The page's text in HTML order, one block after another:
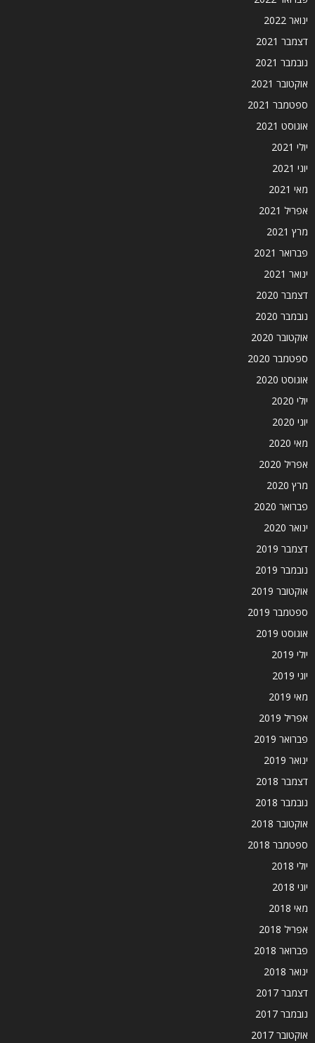
ינואר 2022
דצמבר 2021
נובמבר 2021
אוקטובר 2021
ספטמבר 2021
אוגוסט 2021
יולי 2021
יוני 2021
מאי 2021
אפריל 2021
מרץ 2021
פברואר 2021
ינואר 2021
דצמבר 2020
נובמבר 2020
אוקטובר 2020
ספטמבר 2020
אוגוסט 2020
יולי 2020
יוני 2020
מאי 2020
אפריל 2020
מרץ 2020
פברואר 2020
ינואר 2020
דצמבר 2019
נובמבר 2019
אוקטובר 2019
ספטמבר 2019
אוגוסט 2019
יולי 2019
יוני 2019
מאי 2019
אפריל 2019
פברואר 2019
ינואר 2019
דצמבר 2018
נובמבר 2018
אוקטובר 2018
ספטמבר 2018
יולי 2018
יוני 2018
מאי 2018
אפריל 2018
פברואר 2018
ינואר 2018
דצמבר 2017
נובמבר 2017
אוקטובר 2017